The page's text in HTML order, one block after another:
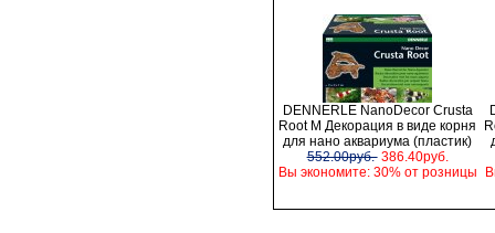
DENNERLE NanoDecor Crusta
Root M Декорация в виде корня
для нано аквариума (пластик)
552.00руб. 386.40руб.
Вы экономите: 30% от розницы